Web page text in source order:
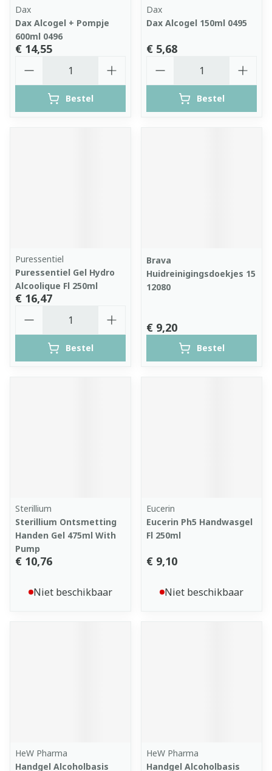
Dax
Dax Alcogel + Pompje
600ml 0496
€ 14,55
Bestel
Dax
Dax Alcogel 150ml 0495
€ 5,68
Bestel
Puressentiel
Puressentiel Gel Hydro
Alcoolique Fl 250ml
€ 16,47
Bestel
Brava
Huidreinigingsdoekjes 15
12080
€ 9,20
Bestel
Sterillium
Sterillium Ontsmetting
Handen Gel 475ml With
Pump
€ 10,76
Niet beschikbaar
Eucerin
Eucerin Ph5 Handwasgel
Fl 250ml
€ 9,10
Niet beschikbaar
HeW Pharma
Handgel Alcoholbasis
HeW Pharma
Handgel Alcoholbasis